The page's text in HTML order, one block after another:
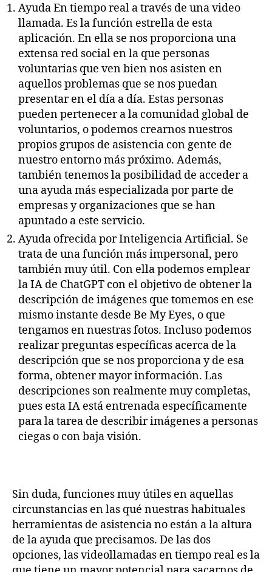
Ayuda En tiempo real a través de una video
llamada. Es la función estrella de esta
aplicación. En ella se nos proporciona una
extensa red social en la que personas
voluntarias que ven bien nos asisten en
aquellos problemas que se nos puedan
presentar en el día a día. Estas personas
pueden pertenecer a la comunidad global de
voluntarios, o podemos crearnos nuestros
propios grupos de asistencia con gente de
nuestro entorno más próximo. Además,
también tenemos la posibilidad de acceder a
una ayuda más especializada por parte de
empresas y organizaciones que se han
apuntado a este servicio.
Ayuda ofrecida por Inteligencia Artificial. Se
trata de una función más impersonal, pero
también muy útil. Con ella podemos emplear
la IA de ChatGPT con el objetivo de obtener la
descripción de imágenes que tomemos en ese
mismo instante desde Be My Eyes, o que
tengamos en nuestras fotos. Incluso podemos
realizar preguntas específicas acerca de la
descripción que se nos proporciona y de esa
forma, obtener mayor información. Las
descripciones son realmente muy completas,
pues esta IA está entrenada específicamente
para la tarea de describir imágenes a personas
ciegas o con baja visión.
Sin duda, funciones muy útiles en aquellas
circunstancias en las qué nuestras habituales
herramientas de asistencia no están a la altura
de la ayuda que precisamos. De las dos
opciones, las videollamadas en tiempo real es la